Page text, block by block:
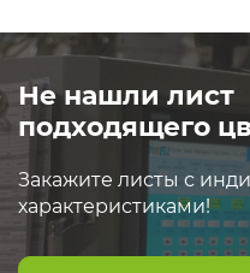
Не нашли лист
подходящего
Закажите листы с
характеристиками!